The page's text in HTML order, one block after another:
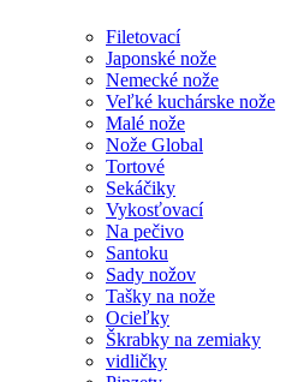
Filetovací
Japonské nože
Nemecké nože
Veľké kuchárske nože
Malé nože
Nože Global
Tortové
Sekáčiky
Vykosťovací
Na pečivo
Santoku
Sady nožov
Tašky na nože
Ocieľky
Škrabky na zemiaky
vidličky